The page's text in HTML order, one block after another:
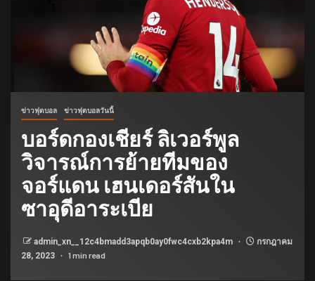
ข่าวฟุตบอล ข่าวฟุตบอลวันนี้
บอร์ดกองเชียร์ ลิเวอร์พูล
วิจารณ์การย้ายทีมของ
จอร์แดน เฮนเดอร์สันใน
ซาอุดีอาระเบีย
admin_xn__12c4bmadd3apqb0ay0fwc4cxb2kpa4m
กรกฎาคม
28, 2023
1 min read